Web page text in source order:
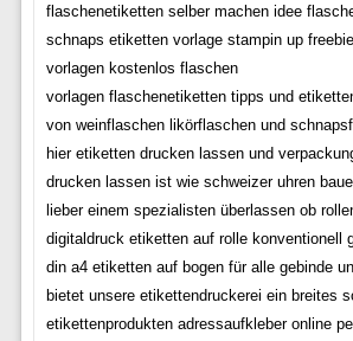
flaschenetiketten selber machen idee
schnaps etiketten vorlage stampin up
vorlagen kostenlos flaschen
vorlagen flaschenetiketten tipps und
von weinflaschen likörflaschen und
hier etiketten drucken lassen und
drucken lassen ist wie schweizer uhren
lieber einem spezialisten überlassen ob
digitaldruck etiketten auf rolle konventionell
din a4 etiketten auf bogen für alle gebinde
bietet unsere etikettendruckerei ein breites
etikettenprodukten adressaufkleber online